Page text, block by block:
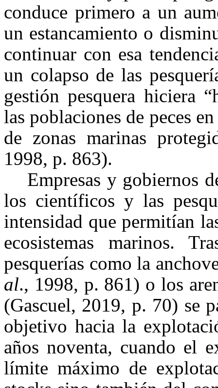
conduce primero a un
un estancamiento o
continuar con esa
un colapso de las
gestión pesquera hiciera
las poblaciones de peces
de zonas marinas
1998, p. 863).
Empresas y gobiernos
los científicos y las
intensidad que permitían
ecosistemas marinos.
pesquerías como la
al., 1998, p. 861) o los
(Gascuel, 2019, p. 70) se
objetivo hacia la
años noventa, cuando el
límite máximo de